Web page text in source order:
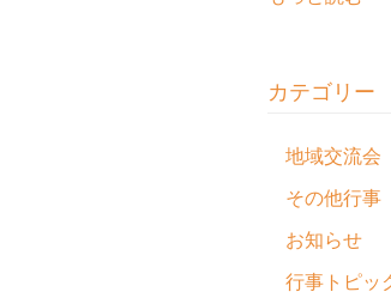
カテゴリー
地域交流会
その他行事
お知らせ
行事トピッ